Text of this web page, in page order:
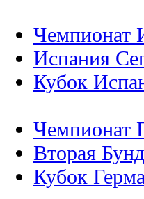
Чемпионат
Испания
Кубок
Чемпионат
Вторая
Кубок